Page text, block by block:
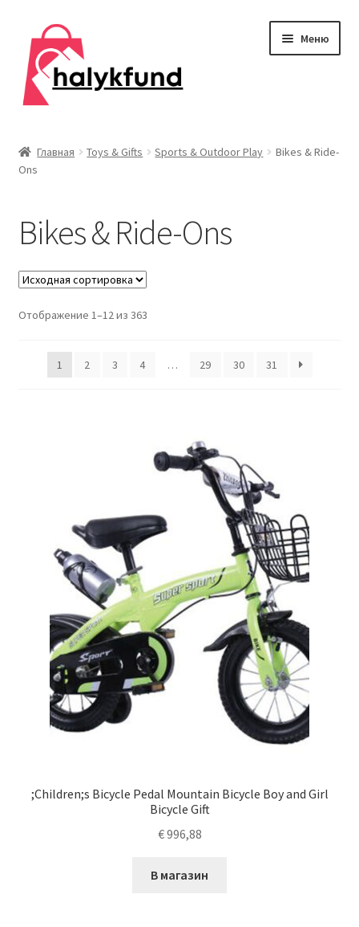
Перейти
навигации
Перейти
содержимому
Меню
Главная
Главная Toys & Gifts Sports & Outdoor Play
Bikes & Ride-
Ons
Bikes & Ride-Ons
Отображение 1–12 из 363
1 2 3 4 … 29 30 31
;Children;s Bicycle Pedal Mountain Bicycle Boy and Girl
Bicycle Gift
€996,88
В магазин